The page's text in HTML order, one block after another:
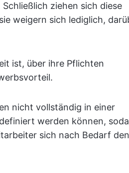
ziehen sich diese
weigern sich lediglich,
ist, über ihre Pflichten
nicht vollständig in einer
werden können,
sich nach Bedarf den